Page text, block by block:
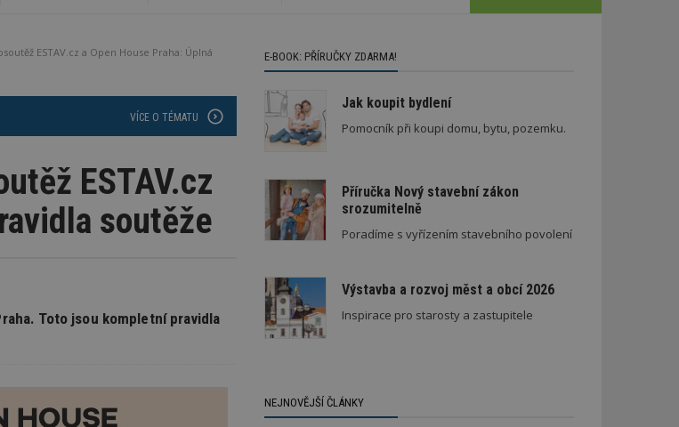
ESTAV.cz a Open House Praha: Úplná
VÍCE O TÉMATU
ESTAV.cz
soutěže
Toto jsou kompletní pravidla
E-BOOK: PŘÍRUČKY ZDARMA!
Jak koupit bydlení
Pomocník při koupi domu, bytu, pozemku.
Příručka Nový stavební zákon
srozumitelně
Poradíme s vyřízením stavebního povolení
Výstavba a rozvoj měst a obcí 2026
Inspirace pro starosty a zastupitele
NEJNOVĚJŠÍ ČLÁNKY